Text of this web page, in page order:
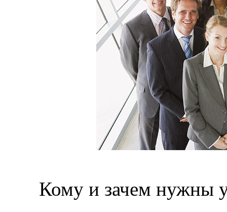
Кому и зачем нужны